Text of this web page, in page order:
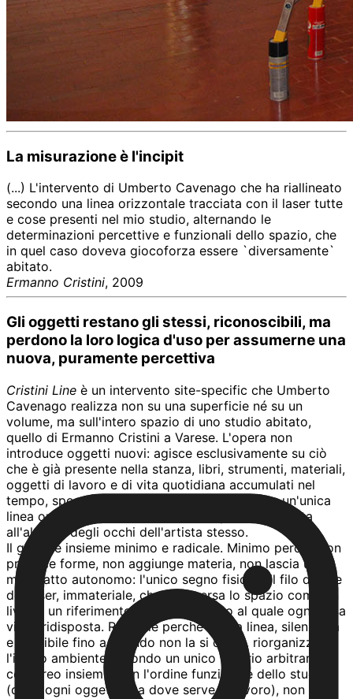
La misurazione è l'incipit
(...) L'intervento di Umberto Cavenago che ha riallineato
secondo una linea orizzontale tracciata con il laser tutte
e cose presenti nel mio studio, alternando le
determinazioni percettive e funzionali dello spazio, che
in quel caso doveva giocoforza essere `diversamente`
abitato.
Ermanno Cristini, 2009
Gli oggetti restano gli stessi, riconoscibili, ma
perdono la loro logica d'uso per assumerne una
nuova, puramente percettiva
Cristini Line è un intervento site-specific che Umberto
Cavenago realizza non su una superficie né su un
volume, ma sull'intero spazio di uno studio abitato,
quello di Ermanno Cristini a Varese. L'opera non
introduce oggetti nuovi: agisce esclusivamente su ciò
che è già presente nella stanza, libri, strumenti, materiali,
oggetti di lavoro e di vita quotidiana accumulati nel
tempo, spostandoli fino a farli coincidere con un'unica
linea orizzontale, tracciata da uno spot laser, posta
all'altezza degli occhi dell'artista stesso.
Il gesto è insieme minimo e radicale. Minimo perché non
produce forme, non aggiunge materia, non lascia un
manufatto autonomo: l'unico segno fisico è il filo di luce
del laser, immateriale, che attraversa lo spazio come un
livello, un riferimento astratto rispetto al quale ogni cosa
viene ridisposta. Radicale perché quella linea, silenziosa
e invisibile fino a quando non la si cerca, riorganizza
l'intero ambiente secondo un unico criterio arbitrario e
corporeo insieme: non l'ordine funzionale dello studio
(dove ogni oggetto sta dove serve al lavoro), non un